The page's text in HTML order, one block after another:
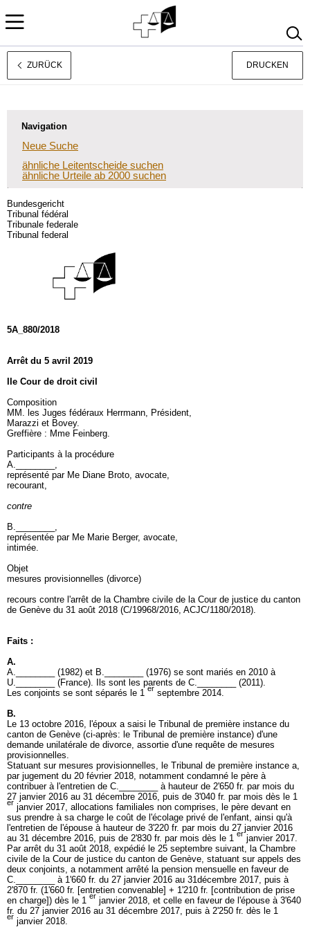
Français
ZURÜCK DRUCKEN
Navigation
Neue Suche
ähnliche Leitentscheide suchen
ähnliche Urteile ab 2000 suchen
Bundesgericht
Tribunal fédéral
Tribunale federale
Tribunal federal
5A_880/2018
Arrêt du 5 avril 2019
IIe Cour de droit civil
Composition
MM. les Juges fédéraux Herrmann, Président,
Marazzi et Bovey.
Greffière : Mme Feinberg.
Participants à la procédure
A.________,
représenté par Me Diane Broto, avocate,
recourant,
contre
B.________,
représentée par Me Marie Berger, avocate,
intimée.
Objet
mesures provisionnelles (divorce)
recours contre l'arrêt de la Chambre civile de la Cour de justice du canton
de Genève du 31 août 2018 (C/19968/2016, ACJC/1180/2018).
Faits :
A.
A.________ (1982) et B.________ (1976) se sont mariés en 2010 à
U.________ (France). Ils sont les parents de C.________ (2011).
Les conjoints se sont séparés le 1 er septembre 2014.
B.
Le 13 octobre 2016, l'époux a saisi le Tribunal de première instance du
canton de Genève (ci-après: le Tribunal de première instance) d'une
demande unilatérale de divorce, assortie d'une requête de mesures
provisionnelles.
Statuant sur mesures provisionnelles, le Tribunal de première instance a,
par jugement du 20 février 2018, notamment condamné le père à
contribuer à l'entretien de C.________ à hauteur de 2'650 fr. par mois du
27 janvier 2016 au 31 décembre 2016, puis de 3'040 fr. par mois dès le 1
er janvier 2017, allocations familiales non comprises, le père devant en
sus prendre à sa charge le coût de l'écolage privé de l'enfant, ainsi qu'à
l'entretien de l'épouse à hauteur de 3'220 fr. par mois du 27 janvier 2016
au 31 décembre 2016, puis de 2'830 fr. par mois dès le 1 er janvier 2017.
Par arrêt du 31 août 2018, expédié le 25 septembre suivant, la Chambre
civile de la Cour de justice du canton de Genève, statuant sur appels des
deux conjoints, a notamment arrêté la pension mensuelle en faveur de
C.________ à 1'660 fr. du 27 janvier 2016 au 31décembre 2017, puis à
2'870 fr. (1'660 fr. [entretien convenable] + 1'210 fr. [contribution de prise
en charge]) dès le 1 er janvier 2018, et celle en faveur de l'épouse à 3'640
fr. du 27 janvier 2016 au 31 décembre 2017, puis à 2'250 fr. dès le 1
er janvier 2018.